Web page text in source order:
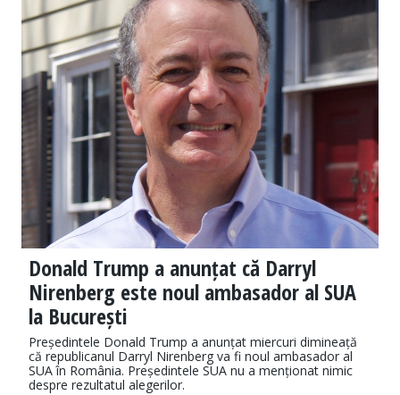
Donald Trump a anunțat că Darryl
Nirenberg este noul ambasador al SUA
la București
Președintele Donald Trump a anunțat miercuri dimineață
că republicanul Darryl Nirenberg va fi noul ambasador al
SUA în România. Președintele SUA nu a menționat nimic
despre rezultatul alegerilor.